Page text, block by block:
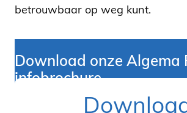
betrouwbaar op weg kunt.
Download onze Algema
infobrochure